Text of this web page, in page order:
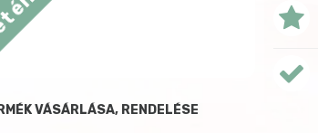
VÁSÁRLÁSA, RENDELÉSE